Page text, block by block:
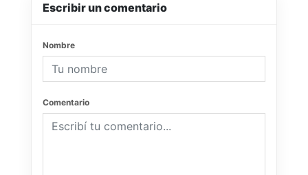
Escribir un comentario
Nombre
Comentario